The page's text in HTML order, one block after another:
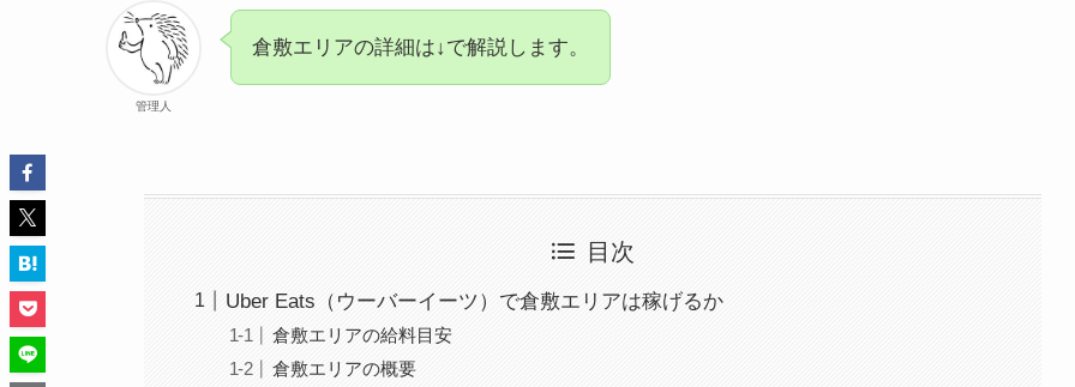
管理人
倉敷エリアの詳細は↓で解説します。
目次
Uber Eats（ウーバーイーツ）で倉敷エリアは稼げるか
倉敷エリアの給料目安
倉敷エリアの概要